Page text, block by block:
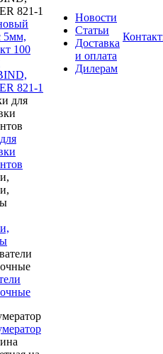
5мм,
100
821-1
Новости
Статьи
Доставка
и оплата
Дилерам